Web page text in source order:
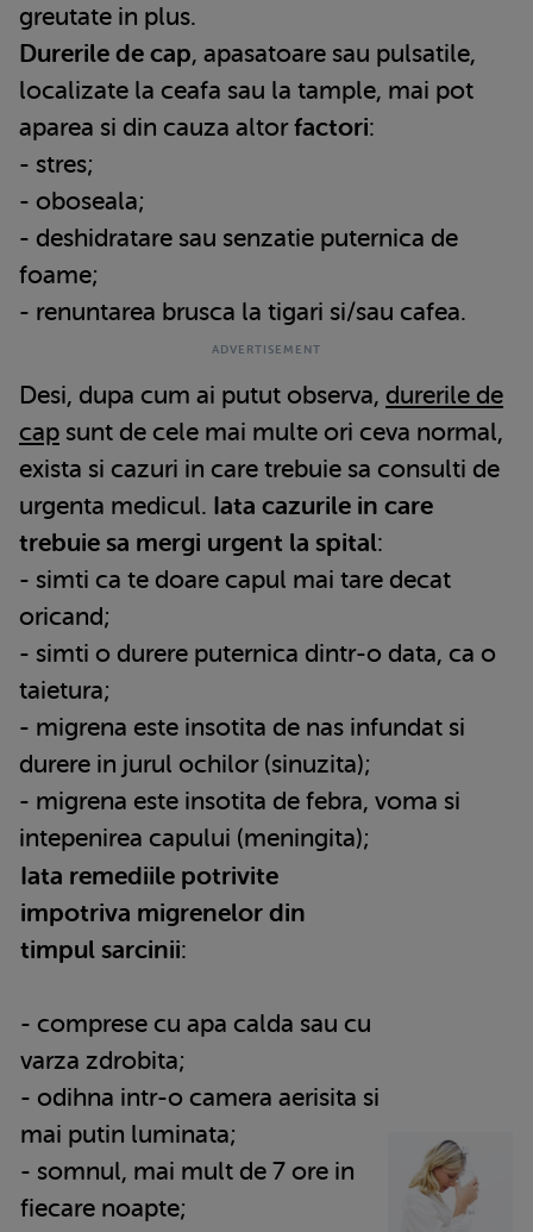
greutate in plus.
Durerile de cap, apasatoare sau pulsatile,
localizate la ceafa sau la tample, mai pot
aparea si din cauza altorfactori:
- stres;
- oboseala;
- deshidratare sau senzatie puternica de
foame;
- renuntarea brusca la tigari si/sau cafea.
Desi, dupa cum ai putut observa, durerile de
cap sunt de cele mai multe ori ceva normal,
exista si cazuri in care trebuie sa consulti de
urgenta medicul. Iata cazurile in care
trebuie sa mergi urgent la spital:
- simti ca te doare capul mai tare decat
oricand;
- simti o durere puternica dintr-o data, ca o
taietura;
- migrena este insotita de nas infundat si
durere in jurul ochilor (sinuzita);
- migrena este insotita de febra, voma si
intepenirea capului (meningita);
Iata remediile potrivite
impotriva migrenelor din
timpul sarcinii:
- comprese cu apa calda sau cu
varza zdrobita;
- odihna intr-o camera aerisita si
mai putin luminata;
- somnul, mai mult de 7 ore in
fiecare noapte;